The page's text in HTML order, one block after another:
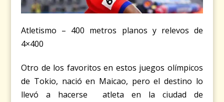
Atletismo – 400 metros planos y relevos de
4×400
Otro de los favoritos en estos juegos olímpicos
de Tokio, nació en Maicao, pero el destino lo
llevó a hacerse atleta en la ciudad de